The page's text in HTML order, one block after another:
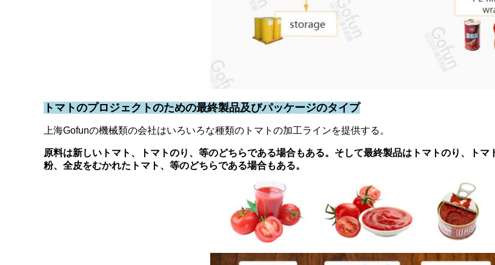
トマトのプロジェクトのための最終製品及びパッケージのタイプ
上海Gofunの機械類の会社はいろいろな種類のトマトの加工ラインを提供する。
原料は新しいトマト、トマトのり、等のどちらである場合もある。そして最終製品はトマトのり、ト
粉、全皮をむかれたトマト、等のどちらである場合もある。